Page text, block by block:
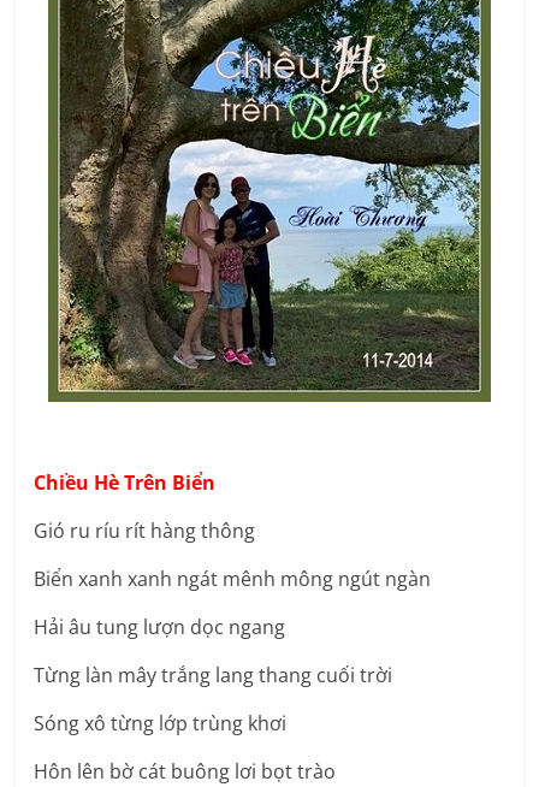
Chiều Hè Trên Biển
Gió ru ríu rít hàng thông
Biển xanh xanh ngát mênh mông ngút ngàn
Hải âu tung lượn dọc ngang
Từng làn mây trắng lang thang cuối trời
Sóng xô từng lớp trùng khơi
Hôn lên bờ cát buông lơi bọt trào